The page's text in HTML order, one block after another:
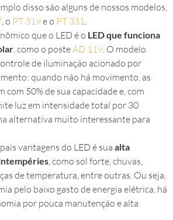
disso são alguns de nossos modelos,
, o PT 319e o PT 331.
que o LED é o LED que funciona
, como o posteAD 119. O modelo
de iluminação acionado por
quando não há movimento, as
com 50% de sua capacidade e, com
luz em intensidade total por 30
alternativa muito interessante para
vantagens do LED é sua alta
, como sol forte, chuvas,
de temperatura, entre outras. Ou seja,
pelo baixo gasto de energia elétrica, há
por pouca manutenção e alta